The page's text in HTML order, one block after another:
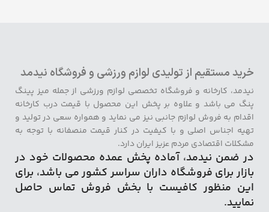
خرید مستقیم از تولیدی لوازم ورزشی و فروشگاه نیدمد
نیدمد، کارخانه و فروشگاه تخصصی لوازم ورزشی از جمله میز پینگ
پنگ می باشد و علاوه بر پخش این محصول با قیمت درب کارخانه
اقدام به فروش لوازم جانبی نیز می نماید و همواره سعی در تولید و
تهیه اجناس اصلی و با کیفیت در کنار قیمت منصفانه با توجه به
مشکلات اقتصادی مردم عزیز ایران دارد.
در ضمن نیدمد، آماده پخش عمده محصولات خود در
بازار برای فروشگاه داران سراسر کشور می باشد، برای
این منظور کافیست با بخش فروش تماس حاصل
نمایید.